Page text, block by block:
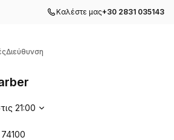
Καλέστε μας+30 2831 035143
Διεύθυνση
21:00